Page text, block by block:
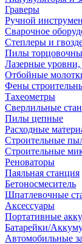
Граверы
Ручной
Сварочное
Степлеры и
Пилы
Лазерные
Отбойные
Фены
Тахеометры
Сверлильные
Пилы цепные
Расходные
Строительные
Строительные
Реноваторы
Паяльная станция
Бетоносмеситель
Шпатлевочные
Аксессуары
Портативные
Батарейки/
Автомобильные